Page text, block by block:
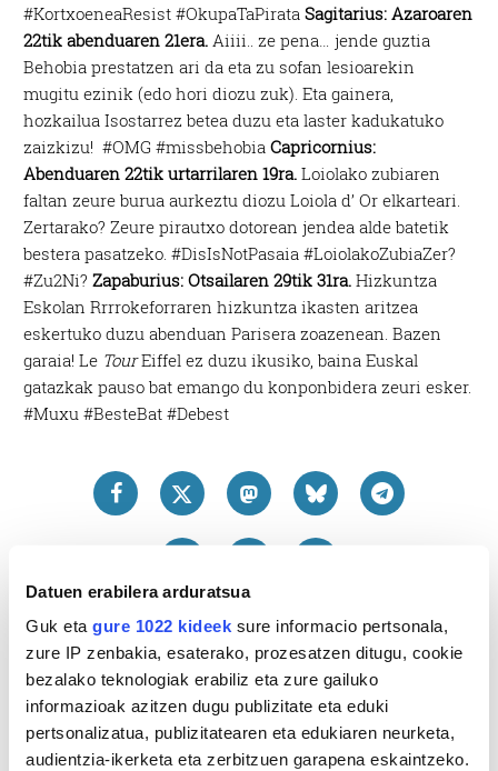
Datuen erabilera arduratsua
Guk eta gure 1022 kideek sure informacio pertsonala,
zure IP zenbakia, esaterako, prozesatzen ditugu, cookie
bezalako teknologiak erabiliz eta zure gailuko
informazioak azitzen dugu publizitate eta eduki
pertsonalizatua, publizitatearen eta edukiaren neurketa,
audientzia-ikerketa eta zerbitzuen garapena eskaintzeko.
#KortxoeneaResist #OkupaTaPirataSagitarius: Azaroaren
22tik abenduaren 21era. Aiiii.. ze pena… jende guztia
Behobia prestatzen ari da eta zu sofan lesioarekin
mugitu ezinik (edo hori diozu zuk). Eta gainera,
hozkailua Isostarrez betea duzu eta laster kadukatuko
zaizkizu! #OMG #missbehobiaCapricornius:
Abenduaren 22tik urtarrilaren 19ra. Loiolako zubiaren
faltan zeure burua aurkeztu diozu Loiola d’ Or elkarteari.
Zertarako? Zeure pirautxo dotorean jendea alde batetik
bestera pasatzeko. #DisIsNotPasaia #LoiolakoZubiaZer?
#Zu2Ni?Zapaburius: Otsailaren 29tik 31ra. Hizkuntza
Eskolan Rrrrokeforraren hizkuntza ikasten aritzea
eskertuko duzu abenduan Parisera zoazenean. Bazen
garaia! Le TourEiffel ez duzu ikusiko, baina Euskal
gatazkak pauso bat emango du konponbidera zeuri esker.
#Muxu #BesteBat #Debest